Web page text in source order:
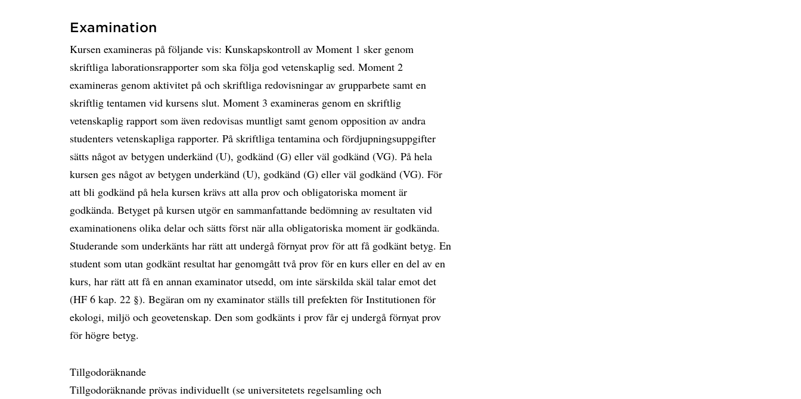
Examination
Kursen examineras på följande vis: Kunskapskontroll av Moment 1 sker genom
skriftliga laborationsrapporter som ska följa god vetenskaplig sed. Moment 2
examineras genom aktivitet på och skriftliga redovisningar av grupparbete samt en
skriftlig tentamen vid kursens slut. Moment 3 examineras genom en skriftlig
vetenskaplig rapport som även redovisas muntligt samt genom opposition av andra
studenters vetenskapliga rapporter. På skriftliga tentamina och fördjupningsuppgifter
sätts något av betygen underkänd (U), godkänd (G) eller väl godkänd (VG). På hela
kursen ges något av betygen underkänd (U), godkänd (G) eller väl godkänd (VG). För
att bli godkänd på hela kursen krävs att alla prov och obligatoriska moment är
godkända. Betyget på kursen utgör en sammanfattande bedömning av resultaten vid
examinationens olika delar och sätts först när alla obligatoriska moment är godkända.
Studerande som underkänts har rätt att undergå förnyat prov för att få godkänt betyg. En
student som utan godkänt resultat har genomgått två prov för en kurs eller en del av en
kurs, har rätt att få en annan examinator utsedd, om inte särskilda skäl talar emot det
(HF 6 kap. 22 §). Begäran om ny examinator ställs till prefekten för Institutionen för
ekologi, miljö och geovetenskap. Den som godkänts i prov får ej undergå förnyat prov
för högre betyg.
Tillgodoräknande
Tillgodoräknande prövas individuellt (se universitetets regelsamling och